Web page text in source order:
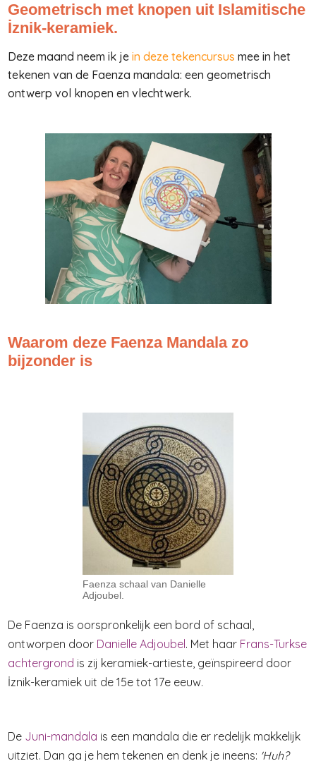
Geometrisch met knopen uit Islamitische
İznik-keramiek.
Deze maand neem ik je in deze tekencursus mee in het
tekenen van de Faenza mandala: een geometrisch
ontwerp vol knopen en vlechtwerk.
Waarom deze Faenza Mandala zo
bijzonder is
Faenza schaal van Danielle
Adjoubel.
De Faenza is oorspronkelijk een bord of schaal,
ontworpen door Danielle Adjoubel. Met haar Frans-Turkse
achtergrond is zij keramiek-artieste, geïnspireerd door
İznik-keramiek uit de 15e tot 17e eeuw.
De Juni-mandala is een mandala die er redelijk makkelijk
uitziet. Dan ga je hem tekenen en denk je ineens: 'Huh?